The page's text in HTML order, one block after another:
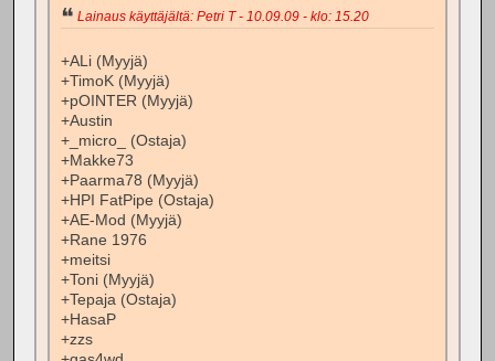
Lainaus käyttäjältä: Petri T - 10.09.09 - klo: 15.20
+ALi (Myyjä)
+TimoK (Myyjä)
+pOINTER (Myyjä)
+Austin
+_micro_ (Ostaja)
+Makke73
+Paarma78 (Myyjä)
+HPI FatPipe (Ostaja)
+AE-Mod (Myyjä)
+Rane 1976
+meitsi
+Toni (Myyjä)
+Tepaja (Ostaja)
+HasaP
+zzs